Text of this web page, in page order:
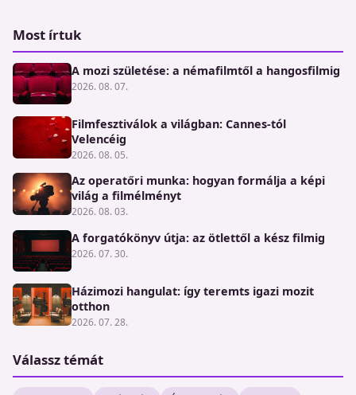
Most írtuk
A mozi születése: a némafilmtől a hangosfilmig
2026. 08. 07.
Filmfesztiválok a világban: Cannes-tól
Velencéig
2026. 08. 05.
Az operatőri munka: hogyan formálja a képi
világ a filmélményt
2026. 08. 03.
A forgatókönyv útja: az ötlettől a kész filmig
2026. 07. 30.
Házimozi hangulat: így teremts igazi mozit
otthon
2026. 07. 28.
Válassz témát